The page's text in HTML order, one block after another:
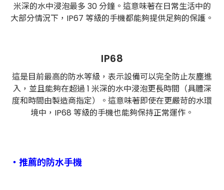
米深的水中浸泡最多 30 分鐘。這意味著在日常生活中的
大部分情況下，IP67 等級的手機都能夠提供足夠的保護。
IP68
這是目前最高的防水等級，表示設備可以完全防止灰塵進
入，並且能夠在超過 1 米深的水中浸泡更長時間（具體深
度和時間由製造商指定）。這意味著即使在更嚴苛的水環
境中，IP68 等級的手機也能夠保持正常運作。
・推薦的防水手機